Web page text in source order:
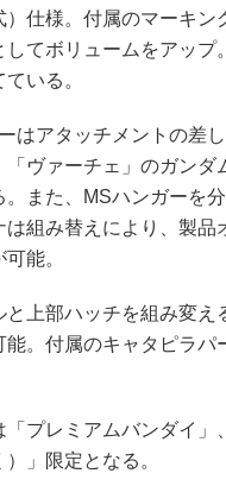
）仕様。付属のマーキ
してボリュームをアッ
いる。
はアタッチメントの差
「ヴァーチェ」のガン
。また、MSハンガーを
は組み替えにより、製
能。
上部ハッチを組み変え
能。付属のキャタピラ
プレミアムバンダイ」
」限定となる。